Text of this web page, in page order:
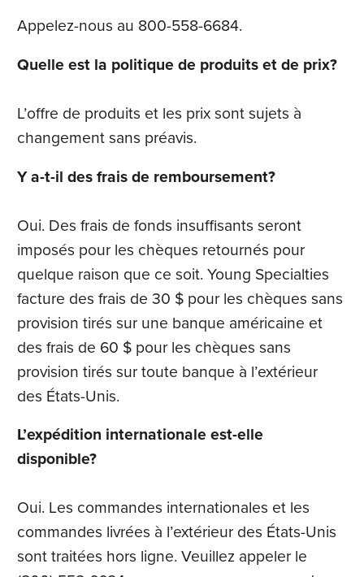
Appelez-nous au 800-558-6684.
Quelle est la politique de produits et de prix?
L’offre de produits et les prix sont sujets à
changement sans préavis.
Y a-t-il des frais de remboursement?
Oui. Des frais de fonds insuffisants seront
imposés pour les chèques retournés pour
quelque raison que ce soit. Young Specialties
facture des frais de 30 $ pour les chèques sans
provision tirés sur une banque américaine et
des frais de 60 $ pour les chèques sans
provision tirés sur toute banque à l’extérieur
des États-Unis.
L’expédition internationale est-elle
disponible?
Oui. Les commandes internationales et les
commandes livrées à l’extérieur des États-Unis
sont traitées hors ligne. Veuillez appeler le